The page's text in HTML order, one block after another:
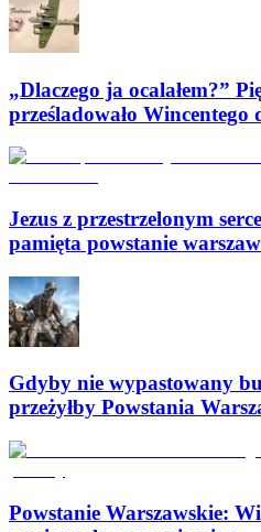
„Dlaczego ja ocalałem?”
prześladowało Wincentego
Jezus z przestrzelonym
pamięta powstanie
Gdyby nie wypastowany
przeżyłby Powstania
Powstanie Warszawskie: